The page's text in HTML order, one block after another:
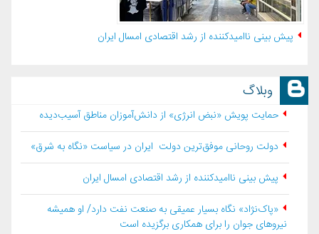
پیش بینی ناامیدکننده از رشد اقتصادی امسال ایران
وبلاگ
حمایت پویش «نبض انرژی» از دانش‌آموزان مناطق آسیب‌دیده
دولت روحانی موفق‌ترین دولت ایران در سیاست «نگاه به شرق»
پیش بینی ناامیدکننده از رشد اقتصادی امسال ایران
«پاک‌نژاد» نگاه بسیار عمیقی به صنعت نفت دارد/ او همیشه
نیروهای جوان را برای همکاری برگزیده است